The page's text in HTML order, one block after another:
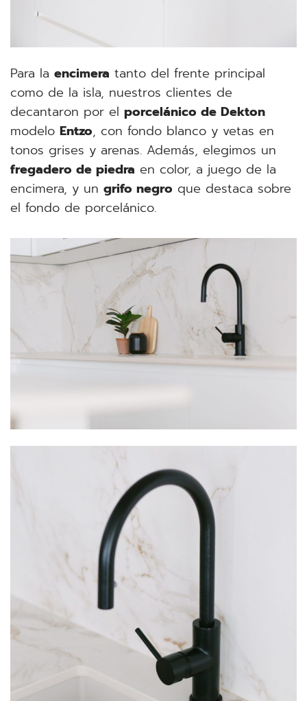
Para la encimera tanto del frente principal
como de la isla, nuestros clientes de
decantaron por el porcelánico de Dekton
modelo Entzo, con fondo blanco y vetas en
tonos grises y arenas. Además, elegimos un
fregadero de piedra en color, a juego de la
encimera, y un grifo negro que destaca sobre
el fondo de porcelánico.